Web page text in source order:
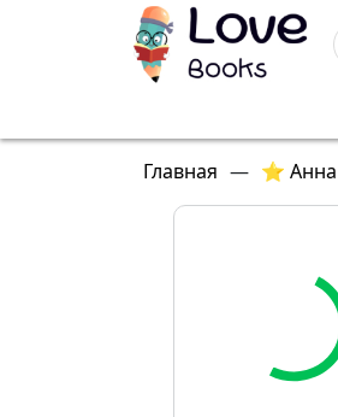
Главная — ⭐